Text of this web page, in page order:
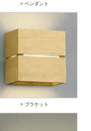
> ペンダント
> ブラケット